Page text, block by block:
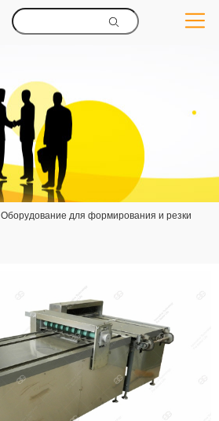
Оборудование для формирования и резки